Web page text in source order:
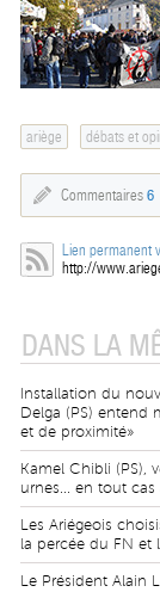
ariège débats et
Commentaires 6
Lien permanent
http://
DANS LA
Installation du
Delga (PS) entend
et de proximité»
Kamel Chibli (PS),
urnes... en tout
Les Ariégeois
la percée du FN et
Le Président Alain